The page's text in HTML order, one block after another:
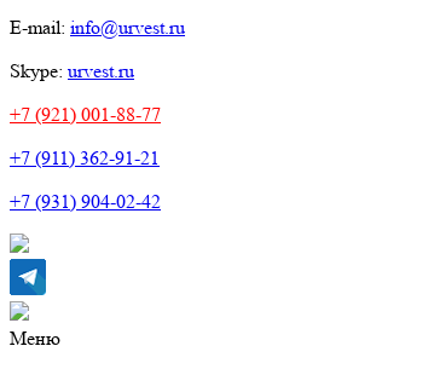
E-mail: info@urvest.ru
Skype: urvest.ru
+7 (921) 001-88-77
+7 (911) 362-91-21
+7 (931) 904-02-42
Меню